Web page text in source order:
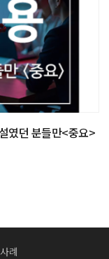
였던 분들만<중요>
례